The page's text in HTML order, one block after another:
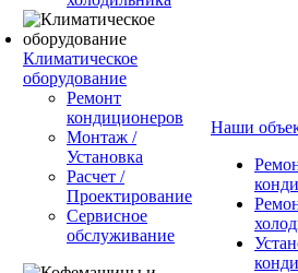
Климатическое
оборудование
Ремонт
кондиционеров
Монтаж /
Установка
Расчет /
Проектирование
Сервисное
обслуживание
Наши